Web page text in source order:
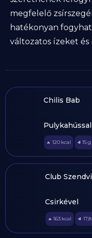
megfelelő
hatékonyan
változatos ízeket és
Chilis Bab
Pulykahússal
🔥 120 kcal 🥩 15g
Club
Csirkével
🔥 163 kcal 🥩 17,8